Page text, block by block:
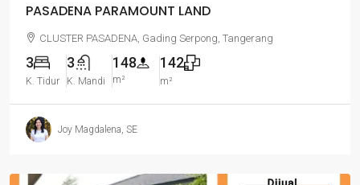
PASADENA PARAMOUNT LAND
CLUSTER PASADENA, Gading Serpong, Tangerang
3
K. Tidur
3
K. Mandi
148
m²
142
m²
Joy Magdalena, SE